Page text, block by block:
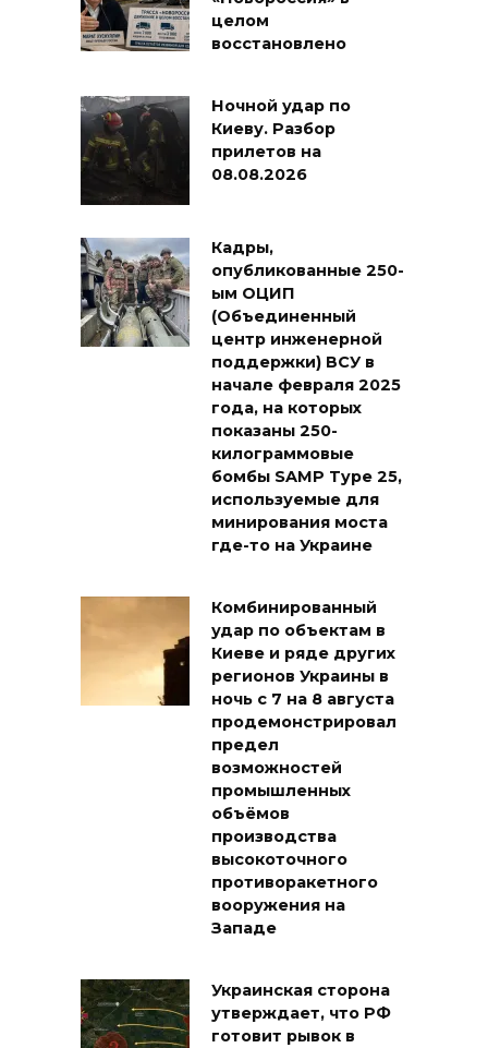
целом
восстановлено
Ночной удар по
Киеву. Разбор
прилетов на
08.08.2026
Кадры,
опубликованные 250-
ым ОЦИП
(Объединенный
центр инженерной
поддержки) ВСУ в
начале февраля 2025
года, на которых
показаны 250-
килограммовые
бомбы SAMP Type 25,
используемые для
минирования моста
где-то на Украине
Комбинированный
удар по объектам в
Киеве и ряде других
регионов Украины в
ночь с 7 на 8 августа
продемонстрировал
предел
возможностей
промышленных
объёмов
производства
высокоточного
противоракетного
вооружения на
Западе
Украинская сторона
утверждает, что РФ
готовит рывок в